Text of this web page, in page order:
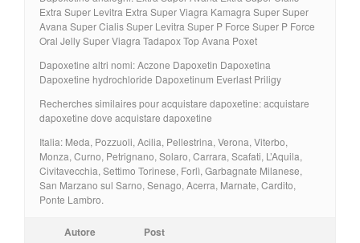
Extra Super Levitra Extra Super Viagra Kamagra Super Super
Avana Super Cialis Super Levitra Super P Force Super P Force
Oral Jelly Super Viagra Tadapox Top Avana Poxet
Dapoxetine altri nomi: Aczone Dapoxetin Dapoxetina
Dapoxetine hydrochloride Dapoxetinum Everlast Priligy
Recherches similaires pour acquistare dapoxetine: acquistare
dapoxetine dove acquistare dapoxetine
Italia: Meda, Pozzuoli, Acilia, Pellestrina, Verona, Viterbo,
Monza, Curno, Petrignano, Solaro, Carrara, Scafati, L’Aquila,
Civitavecchia, Settimo Torinese, Forlì, Garbagnate Milanese,
San Marzano sul Sarno, Senago, Acerra, Marnate, Cardito,
Ponte Lambro.
Autore Post